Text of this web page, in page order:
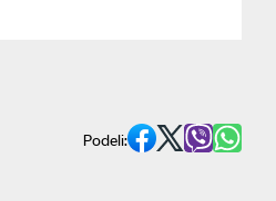
Podeli: